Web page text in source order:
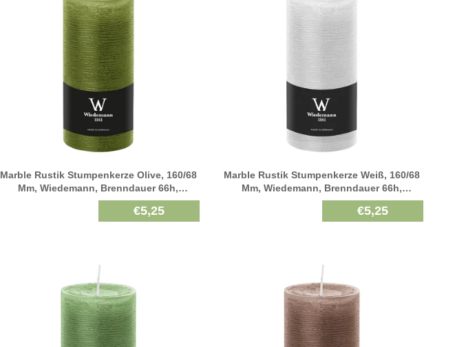
Marble Rustik Stumpenkerze Olive, 160/68
Mm, Wiedemann, Brenndauer 66h,
Durchgefärbt
€5,25
Marble Rustik Stumpenkerze Weiß, 160/68
Mm, Wiedemann, Brenndauer 66h,
Durchgefärbt
€5,25